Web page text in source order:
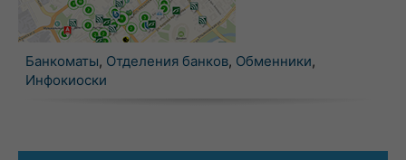
Банкоматы, Отделения банков, Обменники,
Инфокиоски